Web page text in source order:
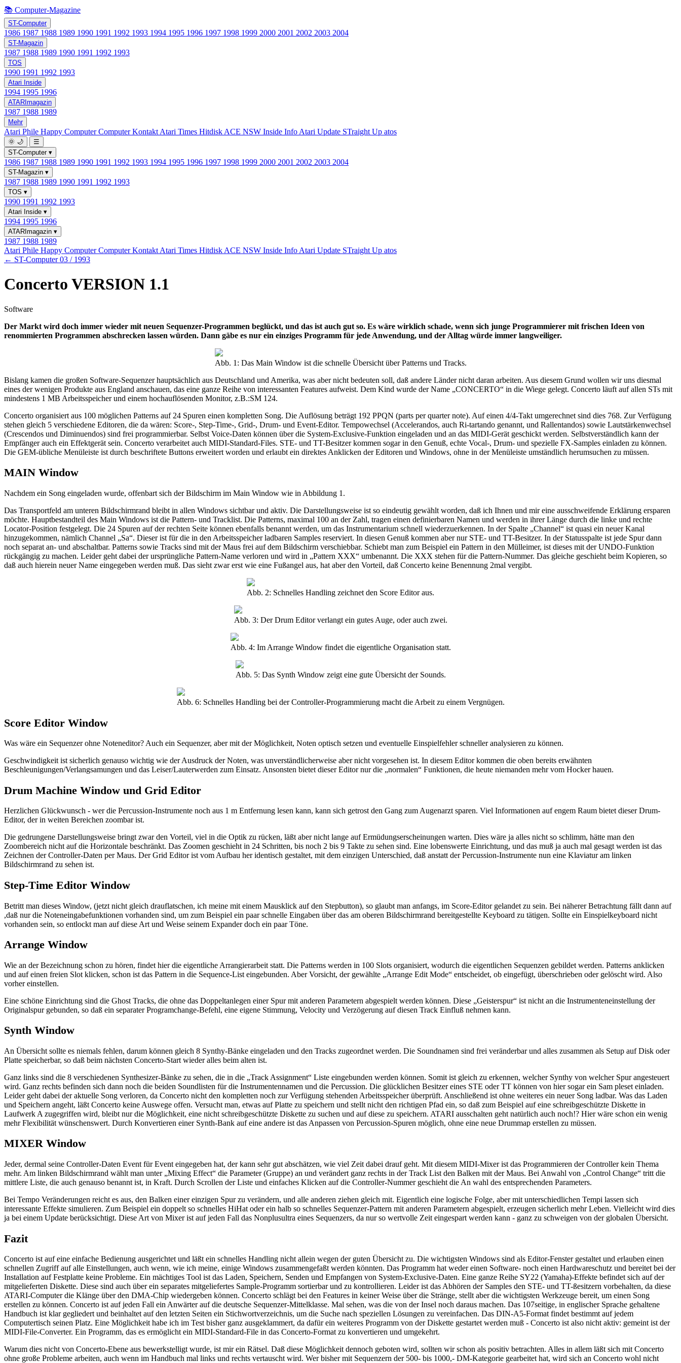
📚 Computer-Magazine
ST-Computer
1986 1987 1988 1989 1990 1991 1992 1993 1994 1995 1996 1997 1998 1999 2000 2001 2002 2003 2004
ST-Magazin
1987 1988 1989 1990 1991 1992 1993
TOS
1990 1991 1992 1993
Atari Inside
1994 1995 1996
ATARImagazin
1987 1988 1989
Mehr
Atari Phile Happy ComputerComputer Kontakt Atari Times Hitdisk ACE NSW Inside Info Atari Update STraight Up atos
🌞 🌙
☰
ST-Computer ▾
1986 1987 1988 1989 1990 1991 1992 1993 1994 1995 1996 1997 1998 1999 2000 2001 2002 2003 2004
ST-Magazin ▾
1987 1988 1989 1990 1991 1992 1993
TOS ▾
1990 1991 1992 1993
Atari Inside ▾
1994 1995 1996
ATARImagazin ▾
1987 1988 1989
Atari Phile Happy ComputerComputer Kontakt Atari Times Hitdisk ACE NSW Inside Info Atari Update STraight Up atos
← ST-Computer 03 / 1993
Concerto VERSION 1.1
Software
Der Markt wird doch immer wieder mit neuen Sequenzer-Programmen beglückt, und das ist auch gut so. Es wäre wirklich schade, wenn sich junge Programmierer mit frischen Ideen von
renommierten Programmen abschrecken lassen würden. Dann gäbe es nur ein einziges Programm für jede Anwendung, und der Alltag würde immer langweiliger.
Abb. 1: Das Main Window ist die schnelle Übersicht über Patterns und Tracks.
Bislang kamen die großen Software-Sequenzer hauptsächlich aus Deutschland und Amerika, was aber nicht bedeuten soll, daß andere Länder nicht daran arbeiten. Aus diesem Grund wollen wir uns diesmal
eines der wenigen Produkte aus England anschauen, das eine ganze Reihe von interessanten Features aufweist. Dem Kind wurde der Name „CONCERTO“ in die Wiege gelegt. Concerto läuft auf allen STs mit
mindestens 1 MB Arbeitsspeicher und einem hochauflösenden Monitor, z.B.:SM 124.
Concerto organisiert aus 100 möglichen Patterns auf 24 Spuren einen kompletten Song. Die Auflösung beträgt 192 PPQN (parts per quarter note). Auf einen 4/4-Takt umgerechnet sind dies 768. Zur Verfügung
stehen gleich 5 verschiedene Editoren, die da wären: Score-, Step-Time-, Grid-, Drum- und Event-Editor. Tempowechsel (Accelerandos, auch Ri-tartando genannt, und Rallentandos) sowie Lautstärkenwechsel
(Crescendos und Diminuendos) sind frei programmierbar. Selbst Voice-Daten können über die System-Exclusive-Funktion eingeladen und an das MIDI-Gerät geschickt werden. Selbstverständlich kann der
Empfänger auch ein Effektgerät sein. Concerto verarbeitet auch MIDI-Standard-Files. STE- und TT-Besitzer kommen sogar in den Genuß, echte Vocal-, Drum- und spezielle FX-Samples einladen zu können.
Die GEM-übliche Menüleiste ist durch beschriftete Buttons erweitert worden und erlaubt ein direktes Anklicken der Editoren und Windows, ohne in der Menüleiste umständlich herumsuchen zu müssen.
MAIN Window
Nachdem ein Song eingeladen wurde, offenbart sich der Bildschirm im Main Window wie in Abbildung 1.
Das Transportfeld am unteren Bildschirmrand bleibt in allen Windows sichtbar und aktiv. Die Darstellungsweise ist so eindeutig gewählt worden, daß ich Ihnen und mir eine ausschweifende Erklärung ersparen
möchte. Hauptbestandteil des Main Windows ist die Pattern- und Tracklist. Die Patterns, maximal 100 an der Zahl, tragen einen definierbaren Namen und werden in ihrer Länge durch die linke und rechte
Locator-Position festgelegt. Die 24 Spuren auf der rechten Seite können ebenfalls benannt werden, um das Instrumentarium schnell wiederzuerkennen. In der Spalte „Channel“ ist quasi ein neuer Kanal
hinzugekommen, nämlich Channel „Sa“. Dieser ist für die in den Arbeitsspeicher ladbaren Samples reserviert. In diesen Genuß kommen aber nur STE- und TT-Besitzer. In der Statusspalte ist jede Spur dann
noch separat an- und abschaltbar. Patterns sowie Tracks sind mit der Maus frei auf dem Bildschirm verschiebbar. Schiebt man zum Beispiel ein Pattern in den Mülleimer, ist dieses mit der UNDO-Funktion
rückgängig zu machen. Leider geht dabei der ursprüngliche Pattern-Name verloren und wird in „Pattern XXX“ umbenannt. Die XXX stehen für die Pattern-Nummer. Das gleiche geschieht beim Kopieren, so
daß auch hierein neuer Name eingegeben werden muß. Das sieht zwar erst wie eine Fußangel aus, hat aber den Vorteil, daß Concerto keine Benennung 2mal vergibt.
Abb. 2: Schnelles Handling zeichnet den Score Editor aus.
Abb. 3: Der Drum Editor verlangt ein gutes Auge, oder auch zwei.
Abb. 4: Im Arrange Window findet die eigentliche Organisation statt.
Abb. 5: Das Synth Window zeigt eine gute Übersicht der Sounds.
Abb. 6: Schnelles Handling bei der Controller-Programmierung macht die Arbeit zu einem Vergnügen.
Score Editor Window
Was wäre ein Sequenzer ohne Noteneditor? Auch ein Sequenzer, aber mit der Möglichkeit, Noten optisch setzen und eventuelle Einspielfehler schneller analysieren zu können.
Geschwindigkeit ist sicherlich genauso wichtig wie der Ausdruck der Noten, was unverständlicherweise aber nicht vorgesehen ist. In diesem Editor kommen die oben bereits erwähnten
Beschleunigungen/Verlangsamungen und das Leiser/Lauterwerden zum Einsatz. Ansonsten bietet dieser Editor nur die „normalen“ Funktionen, die heute niemanden mehr vom Hocker hauen.
Drum Machine Window und Grid Editor
Herzlichen Glückwunsch - wer die Percussion-Instrumente noch aus 1 m Entfernung lesen kann, kann sich getrost den Gang zum Augenarzt sparen. Viel Informationen auf engem Raum bietet dieser Drum-
Editor, der in weiten Bereichen zoombar ist.
Die gedrungene Darstellungsweise bringt zwar den Vorteil, viel in die Optik zu rücken, läßt aber nicht lange auf Ermüdungserscheinungen warten. Dies wäre ja alles nicht so schlimm, hätte man den
Zoombereich nicht auf die Horizontale beschränkt. Das Zoomen geschieht in 24 Schritten, bis noch 2 bis 9 Takte zu sehen sind. Eine lobenswerte Einrichtung, und das muß ja auch mal gesagt werden ist das
Zeichnen der Controller-Daten per Maus. Der Grid Editor ist vom Aufbau her identisch gestaltet, mit dem einzigen Unterschied, daß anstatt der Percussion-Instrumente nun eine Klaviatur am linken
Bildschirmrand zu sehen ist.
Step-Time Editor Window
Betritt man dieses Window, (jetzt nicht gleich drauflatschen, ich meine mit einem Mausklick auf den Stepbutton), so glaubt man anfangs, im Score-Editor gelandet zu sein. Bei näherer Betrachtung fällt dann auf
,daß nur die Noteneingabefunktionen vorhanden sind, um zum Beispiel ein paar schnelle Eingaben über das am oberen Bildschirmrand bereitgestellte Keyboard zu tätigen. Sollte ein Einspielkeyboard nicht
vorhanden sein, so entlockt man auf diese Art und Weise seinem Expander doch ein paar Töne.
Arrange Window
Wie an der Bezeichnung schon zu hören, findet hier die eigentliche Arrangierarbeit statt. Die Patterns werden in 100 Slots organisiert, wodurch die eigentlichen Sequenzen gebildet werden. Patterns anklicken
und auf einen freien Slot klicken, schon ist das Pattern in die Sequence-List eingebunden. Aber Vorsicht, der gewählte „Arrange Edit Mode“ entscheidet, ob eingefügt, überschrieben oder gelöscht wird. Also
vorher einstellen.
Eine schöne Einrichtung sind die Ghost Tracks, die ohne das Doppeltanlegen einer Spur mit anderen Parametern abgespielt werden können. Diese „Geisterspur“ ist nicht an die Instrumenteneinstellung der
Originalspur gebunden, so daß ein separater Programchange-Befehl, eine eigene Stimmung, Velocity und Verzögerung auf diesen Track Einfluß nehmen kann.
Synth Window
An Übersicht sollte es niemals fehlen, darum können gleich 8 Synthy-Bänke eingeladen und den Tracks zugeordnet werden. Die Soundnamen sind frei veränderbar und alles zusammen als Setup auf Disk oder
Platte speicherbar, so daß beim nächsten Concerto-Start wieder alles beim alten ist.
Ganz links sind die 8 verschiedenen Synthesizer-Bänke zu sehen, die in die „Track Assignment“ Liste eingebunden werden können. Somit ist gleich zu erkennen, welcher Synthy von welcher Spur angesteuert
wird. Ganz rechts befinden sich dann noch die beiden Soundlisten für die Instrumentennamen und die Percussion. Die glücklichen Besitzer eines STE oder TT können von hier sogar ein Sam pleset einladen.
Leider geht dabei der aktuelle Song verloren, da Concerto nicht den kompletten noch zur Verfügung stehenden Arbeitsspeicher überprüft. Anschließend ist ohne weiteres ein neuer Song ladbar. Was das Laden
und Speichern angeht, läßt Concerto keine Auswege offen. Versucht man, etwas auf Platte zu speichern und stellt nicht den richtigen Pfad ein, so daß zum Beispiel auf eine schreibgeschützte Diskette in
Laufwerk A zugegriffen wird, bleibt nur die Möglichkeit, eine nicht schreibgeschützte Diskette zu suchen und auf diese zu speichern. ATARI ausschalten geht natürlich auch noch!? Hier wäre schon ein wenig
mehr Flexibilität wünschenswert. Durch Konvertieren einer Synth-Bank auf eine andere ist das Anpassen von Percussion-Spuren möglich, ohne eine neue Drummap erstellen zu müssen.
MIXER Window
Jeder, dermal seine Controller-Daten Event für Event eingegeben hat, der kann sehr gut abschätzen, wie viel Zeit dabei drauf geht. Mit diesem MIDI-Mixer ist das Programmieren der Controller kein Thema
mehr. Am linken Bildschirmrand wählt man unter „Mixing Effect“ die Parameter (Gruppe) an und verändert ganz rechts in der Track List den Balken mit der Maus. Bei Anwahl von „Control Change“ tritt die
mittlere Liste, die auch genauso benannt ist, in Kraft. Durch Scrollen der Liste und einfaches Klicken auf die Controller-Nummer geschieht die An wahl des entsprechenden Parameters.
Bei Tempo Veränderungen reicht es aus, den Balken einer einzigen Spur zu verändern, und alle anderen ziehen gleich mit. Eigentlich eine logische Folge, aber mit unterschiedlichen Tempi lassen sich
interessante Effekte simulieren. Zum Beispiel ein doppelt so schnelles HiHat oder ein halb so schnelles Sequenzer-Pattern mit anderen Parametern abgespielt, erzeugen sicherlich mehr Leben. Vielleicht wird dies
ja bei einem Update berücksichtigt. Diese Art von Mixer ist auf jeden Fall das Nonplusultra eines Sequenzers, da nur so wertvolle Zeit eingespart werden kann - ganz zu schweigen von der globalen Übersicht.
Fazit
Concerto ist auf eine einfache Bedienung ausgerichtet und läßt ein schnelles Handling nicht allein wegen der guten Übersicht zu. Die wichtigsten Windows sind als Editor-Fenster gestaltet und erlauben einen
schnellen Zugriff auf alle Einstellungen, auch wenn, wie ich meine, einige Windows zusammengefaßt werden könnten. Das Programm hat weder einen Software- noch einen Hardwareschutz und bereitet bei der
Installation auf Festplatte keine Probleme. Ein mächtiges Tool ist das Laden, Speichern, Senden und Empfangen von System-Exclusive-Daten. Eine ganze Reihe SY22 (Yamaha)-Effekte befindet sich auf der
mitgelieferten Diskette. Diese sind auch über ein separates mitgeliefertes Sample-Programm sortierbar und zu kontrollieren. Leider ist das Abhören der Samples den STE- und TT-ßesitzern vorbehalten, da diese
ATARI-Computer die Klänge über den DMA-Chip wiedergeben können. Concerto schlägt bei den Features in keiner Weise über die Stränge, stellt aber die wichtigsten Werkzeuge bereit, um einen Song
erstellen zu können. Concerto ist auf jeden Fall ein Anwärter auf die deutsche Sequenzer-Mittelklasse. Mal sehen, was die von der Insel noch daraus machen. Das 107seitige, in englischer Sprache gehaltene
Handbuch ist klar gegliedert und beinhaltet auf den letzten Seiten ein Stichwortverzeichnis, um die Suche nach speziellen Lösungen zu vereinfachen. Das DIN-A5-Format findet bestimmt auf jedem
Computertisch seinen Platz. Eine Möglichkeit habe ich im Test bisher ganz ausgeklammert, da dafür ein weiteres Programm von der Diskette gestartet werden muß - Concerto ist also nicht aktiv: gemeint ist der
MIDI-File-Converter. Ein Programm, das es ermöglicht ein MIDI-Standard-File in das Concerto-Format zu konvertieren und umgekehrt.
Warum dies nicht von Concerto-Ebene aus bewerkstelligt wurde, ist mir ein Rätsel. Daß diese Möglichkeit dennoch geboten wird, sollten wir schon als positiv betrachten. Alles in allem läßt sich mit Concerto
ohne große Probleme arbeiten, auch wenn im Handbuch mal links und rechts vertauscht wird. Wer bisher mit Sequenzern der 500- bis 1000,- DM-Kategorie gearbeitet hat, wird sich an Concerto wohl nicht